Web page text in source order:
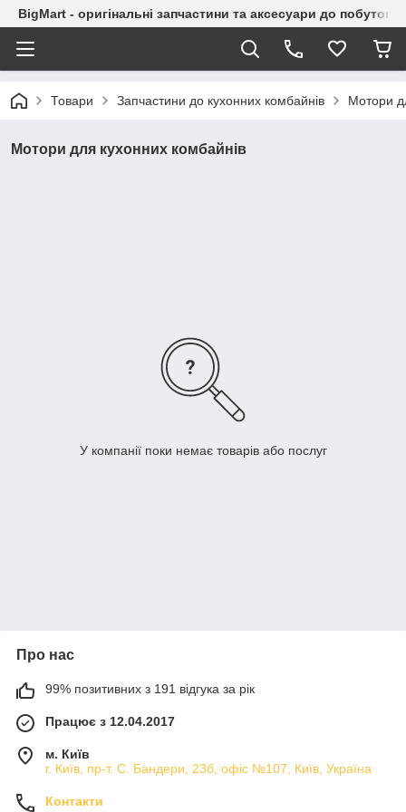
BigMart - оригінальні запчастини та аксесуари до побутової
Товари Запчастини до кухонних комбайнів Мотори
Мотори для кухонних комбайнів
У компанії поки немає товарів або послуг
Про нас
99% позитивних з 191 відгука за рік
Працює з 12.04.2017
м. Київ
г. Київ, пр-т. С. Бандери, 23б, офіс №107, Київ, Україна
Контакти